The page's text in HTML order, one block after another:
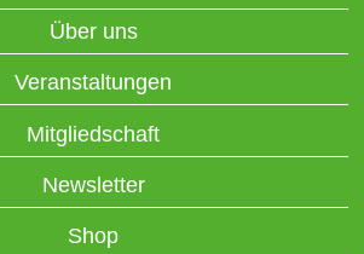
Über uns
Veranstaltungen
Mitgliedschaft
Newsletter
Shop